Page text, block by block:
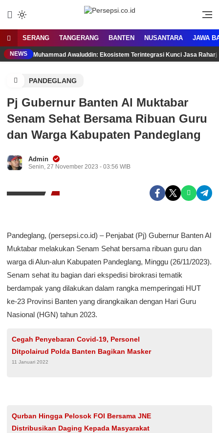
SERANG TANGERANG BANTEN NUSANTARA JAWA
NEWS Muhammad Awaluddin: Ekosistem Terintegrasi Kunci Jasa
PANDEGLANG
Pj Gubernur Banten Al Muktabar
Senam Sehat Bersama Ribuan Guru
dan Warga Kabupaten Pandeglang
Admin
Senin, 27 November 2023 - 03:56 WIB
Pandeglang, (persepsi.co.id) – Penjabat (Pj) Gubernur Banten Al
Muktabar melakukan Senam Sehat bersama ribuan guru dan
warga di Alun-alun Kabupaten Pandeglang, Minggu (26/11/2023).
Senam sehat itu bagian dari ekspedisi birokrasi tematik
berdampak yang dilakukan dalam rangka memperingati HUT
ke-23 Provinsi Banten yang dirangkaikan dengan Hari Guru
Nasional (HGN) tahun 2023.
Cegah Penyebaran Covid-19, Personel
Ditpolairud Polda Banten Bagikan Masker
11 Januari 2022
Qurban Hingga Pelosok FOI Bersama JNE
Distribusikan Daging Kepada Masyarakat